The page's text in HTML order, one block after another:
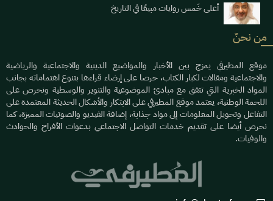
أعلى خَمس روايات مبيعًا في التاريخ
من نحنٌ
موقع المطيرفي يمزج بين الأخبار والمواضيع الدينية والاجتماعية والرياضية
والاجتماعية ومقالات لكبار الكتاب، حرصا على إرضاء قراءها بتنوع اهتماماته بجانب
المواد الخبرية التي تتفق مع مبادئ الموضوعية والتنوير والوسطية ونحرص على
اللحمة الوطنية، يعتمد موقع المطيرفي على الابتكار والأشكال الحديثة المعتمدة على
التفاعل وتحويل المعلومات إلى مواد جذابة، إضافة الفيديو والصوتيات المميزة، كما
نحرص أيضا على تقديم خدمات التواصل الاجتماعي بدعوات الأفراح والحوادث
والوفيات.